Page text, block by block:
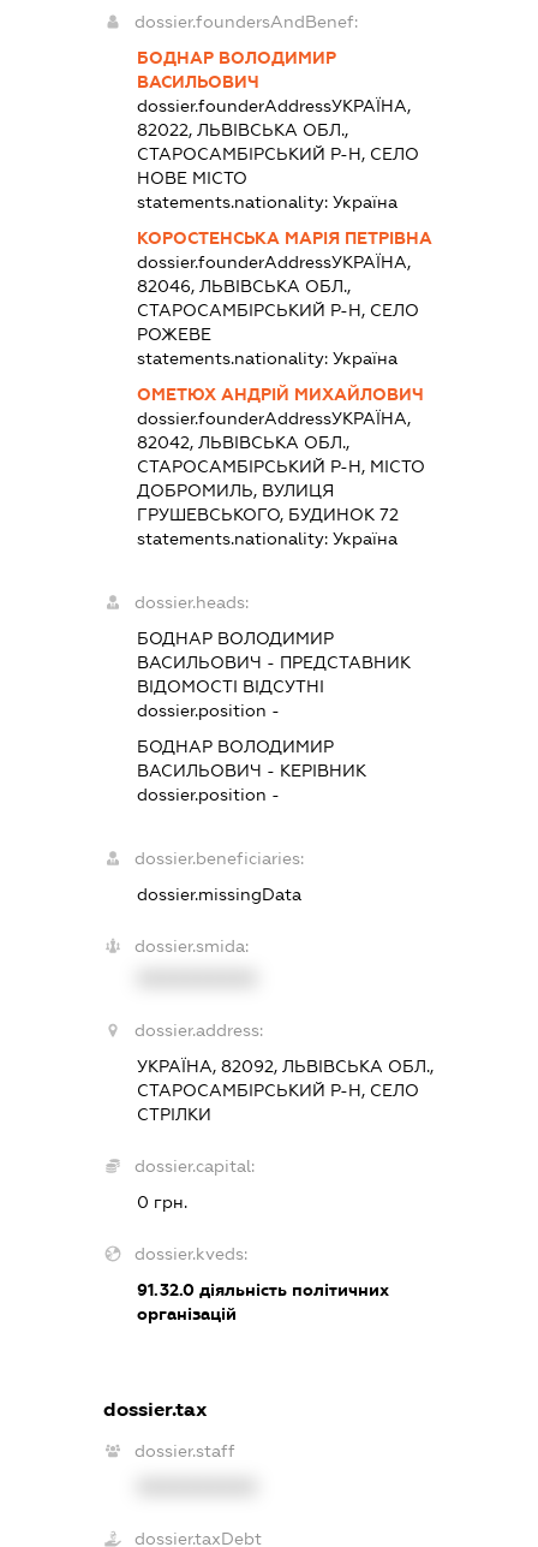
dossier.foundersAndBenef:
БОДНАР ВОЛОДИМИР
ВАСИЛЬОВИЧ
dossier.founderAddressУКРАЇНА,
82022, ЛЬВІВСЬКА ОБЛ.,
СТАРОСАМБІРСЬКИЙ Р-Н, СЕЛО
НОВЕ МІСТО
statements.nationality: Україна
КОРОСТЕНСЬКА МАРІЯ ПЕТРІВНА
dossier.founderAddressУКРАЇНА,
82046, ЛЬВІВСЬКА ОБЛ.,
СТАРОСАМБІРСЬКИЙ Р-Н, СЕЛО
РОЖЕВЕ
statements.nationality: Україна
ОМЕТЮХ АНДРІЙ МИХАЙЛОВИЧ
dossier.founderAddressУКРАЇНА,
82042, ЛЬВІВСЬКА ОБЛ.,
СТАРОСАМБІРСЬКИЙ Р-Н, МІСТО
ДОБРОМИЛЬ, ВУЛИЦЯ
ГРУШЕВСЬКОГО, БУДИНОК 72
statements.nationality: Україна
dossier.heads:
БОДНАР ВОЛОДИМИР
ВАСИЛЬОВИЧ - ПРЕДСТАВНИК
ВІДОМОСТІ ВІДСУТНІ
dossier.position -
БОДНАР ВОЛОДИМИР
ВАСИЛЬОВИЧ - КЕРІВНИК
dossier.position -
dossier.beneficiaries:
dossier.missingData
dossier.smida:
dossier.address:
УКРАЇНА, 82092, ЛЬВІВСЬКА ОБЛ.,
СТАРОСАМБІРСЬКИЙ Р-Н, СЕЛО
СТРІЛКИ
dossier.capital:
0 грн.
dossier.kveds:
91.32.0діяльність політичних
організацій
dossier.tax
dossier.staff
dossier.taxDebt